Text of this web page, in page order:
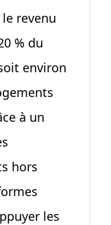
revenu
% du
environ
à un
hors
les